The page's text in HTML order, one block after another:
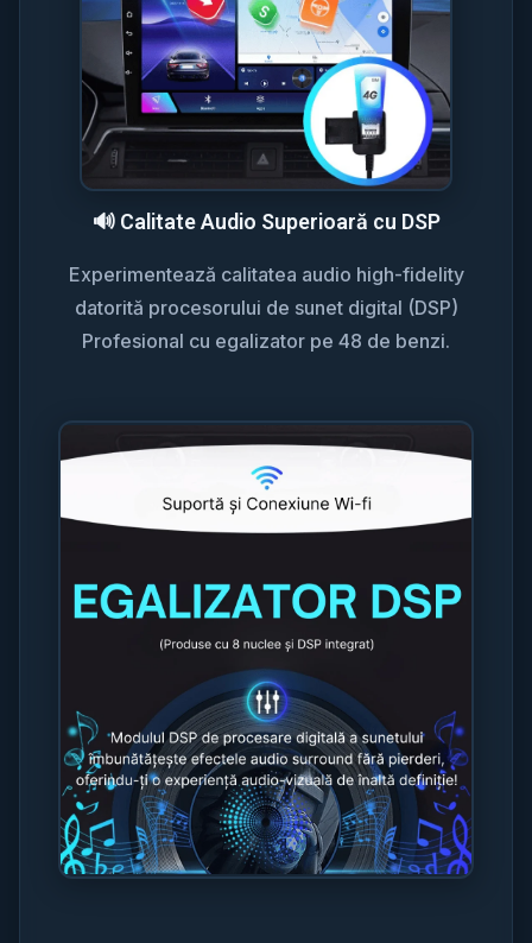
🔊 Calitate Audio Superioară cu DSP
Experimentează calitatea audio high-fidelity
datorită procesorului de sunet digital (DSP)
Profesional cu egalizator pe 48 de benzi.